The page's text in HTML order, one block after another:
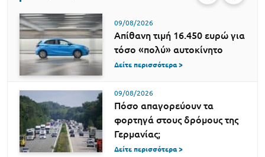
09/08/2026
Απίθανη τιμή 16.450 ευρώ για
τόσο «πολύ» αυτοκίνητο
Δείτε περισσότερα >
09/08/2026
Πόσο απαγορεύουν τα
φορτηγά στους δρόμους της
Γερμανίας;
Δείτε περισσότερα >